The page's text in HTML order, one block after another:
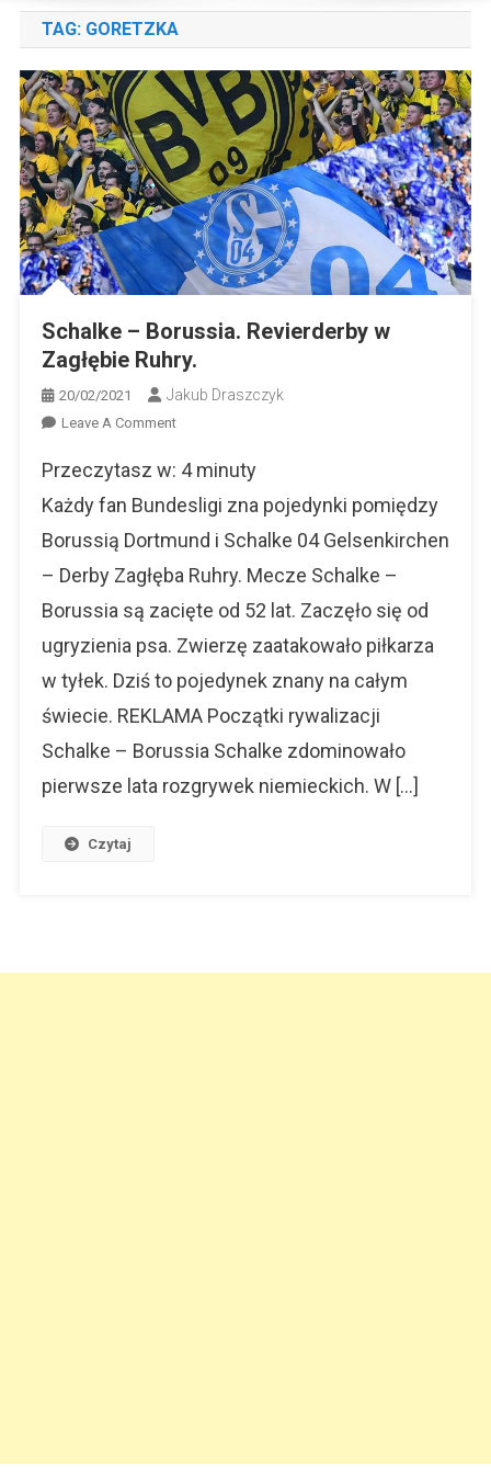
TAG: GORETZKA
Schalke – Borussia. Revierderby w
Zagłębie Ruhry.
20/02/2021 Jakub Draszczyk
Leave A CommentOn
–
Borussia.
W
Zagłębie
Przeczytasz w: 4 minuty
Każdy fan Bundesligi zna pojedynki pomiędzy
Borussią Dortmund i Schalke 04 Gelsenkirchen
– Derby Zagłęba Ruhry. Mecze Schalke –
Borussia są zacięte od 52 lat. Zaczęło się od
ugryzienia psa. Zwierzę zaatakowało piłkarza
w tyłek. Dziś to pojedynek znany na całym
świecie. REKLAMA Początki rywalizacji
Schalke – Borussia Schalke zdominowało
pierwsze lata rozgrywek niemieckich. W […]
Czytaj